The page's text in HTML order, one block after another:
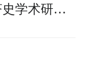
学术研讨